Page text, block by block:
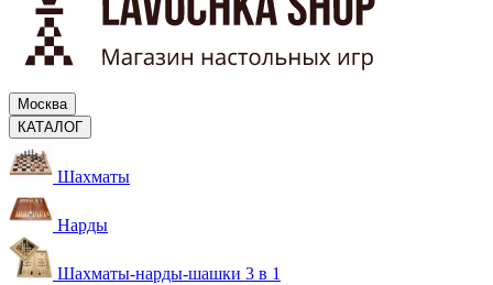
Москва
КАТАЛОГ
Шахматы
Нарды
Шахматы-нарды-шашки 3 в 1